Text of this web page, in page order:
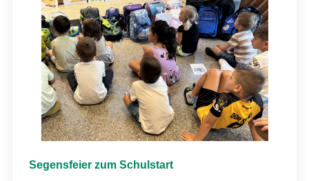
Segensfeier zum Schulstart